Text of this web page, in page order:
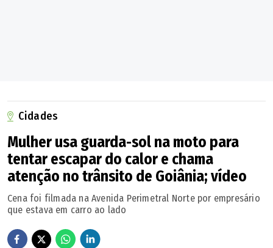
Cidades
Mulher usa guarda-sol na moto para
tentar escapar do calor e chama
atenção no trânsito de Goiânia; vídeo
Cena foi filmada na Avenida Perimetral Norte por empresário
que estava em carro ao lado